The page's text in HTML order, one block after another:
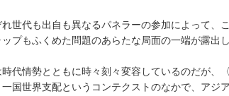
世代も出自も異なるパネラーの参加によって、
プもふくめた問題のあらたな局面の一端が露出
代情勢とともに時々刻々変容しているのだが、
国世界支配というコンテクストのなかで、アジ